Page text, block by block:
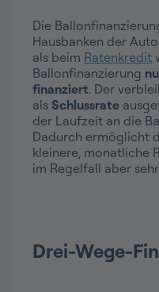
Die
Hausbanken der
als beim Ratenkredit
Ballonfinanzierung
finanziert. Der
als Schlussrate
der Laufzeit an die
Dadurch ermöglicht
kleinere, monatliche
im Regelfall aber
Drei-Wege-